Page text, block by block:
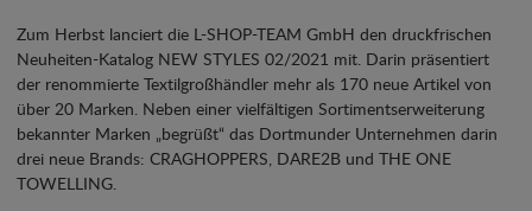
Zum Herbst lanciert die L-SHOP-TEAM GmbH den druckfrischen
Neuheiten-Katalog NEW STYLES 02/2021 mit. Darin präsentiert
der renommierte Textilgroßhändler mehr als 170 neue Artikel von
über 20 Marken. Neben einer vielfältigen Sortimentserweiterung
bekannter Marken „begrüßt“ das Dortmunder Unternehmen darin
drei neue Brands: CRAGHOPPERS, DARE2B und THE ONE
TOWELLING.